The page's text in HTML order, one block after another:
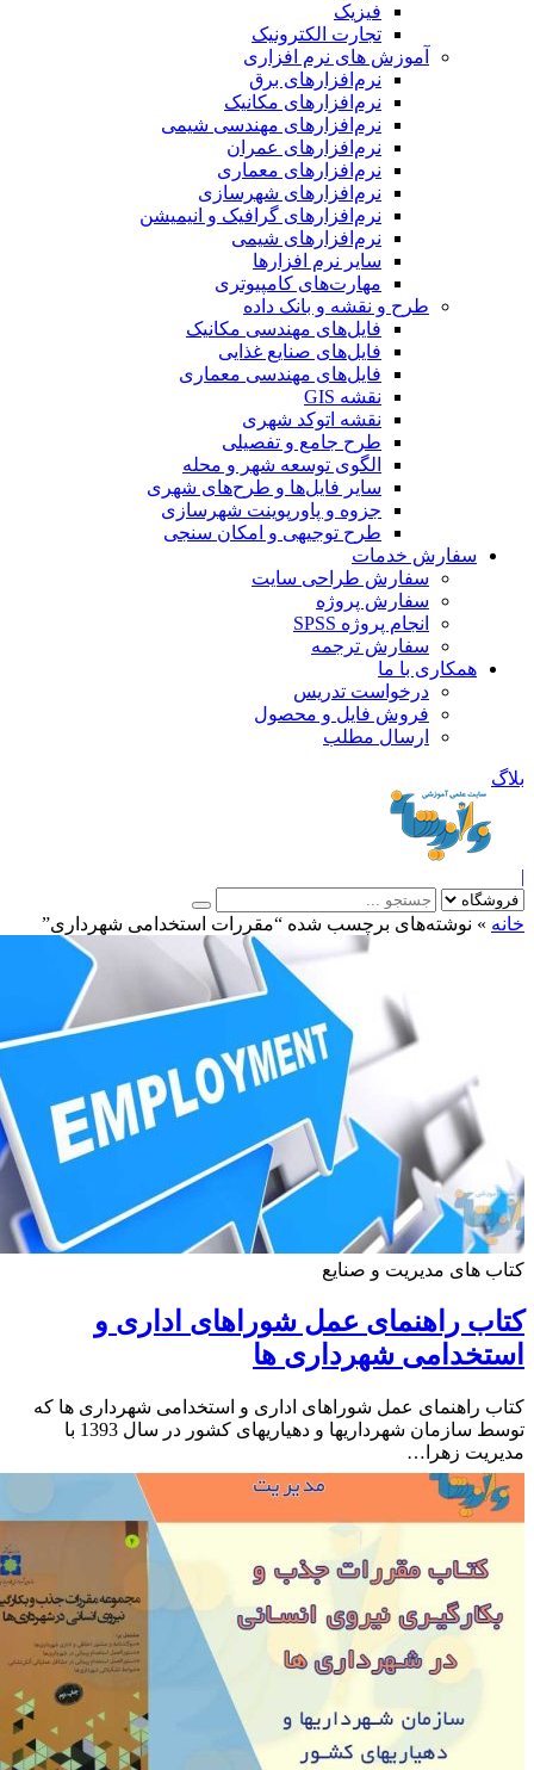
فیزیک
تجارت الکترونیک
آموزش های نرم افزاری
نرم‌افزارهای برق
نرم‌افزارهای مکانیک
نرم‌افزارهای مهندسی شیمی
نرم‌افزارهای عمران
نرم‌افزارهای معماری
نرم‌افزارهای شهرسازی
نرم‌افزارهای گرافیک و انیمیشن
نرم‌افزارهای شیمی
سایر نرم افزارها
مهارت‌های کامپیوتری
طرح و نقشه و بانک داده
فایل‌های مهندسی مکانیک
فایل‌های صنایع غذایی
فایل‌های مهندسی معماری
نقشه GIS
نقشه اتوکد شهری
طرح جامع و تفصیلی
الگوی توسعه شهر و محله
سایر فایل‌ها و طرح‌های شهری
جزوه و پاورپوینت شهرسازی
طرح توجیهی و امکان سنجی
سفارش خدمات
سفارش طراحی سایت
سفارش پروژه
انجام پروژه SPSS
سفارش ترجمه
همکاری با ما
درخواست تدریس
فروش فایل و محصول
ارسال مطلب
»نوشته‌های برچسب شده “مقررات استخدامی شهرداری”
های مدیریت و صنایع
راهنمای عمل شوراهای اداری و
شهرداری ها
راهنمای عمل شوراهای اداری و استخدامی شهرداری ها که
توسط سازمان شهرداریها و دهیاریهای کشور در سال 1393 با
زهرا…